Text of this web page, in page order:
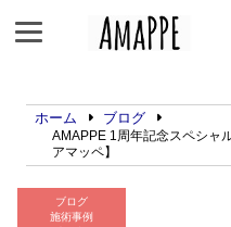
ホーム ブログ
AMAPPE 1周年記念スペシャ
アマッペ】
ブログ
施術事例